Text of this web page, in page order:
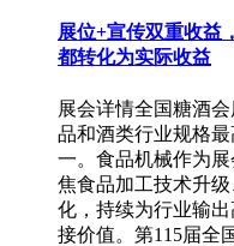
展位+宣传双重收益
都转化为实际收益
展会详情全国糖酒
品和酒类行业规格
一。食品机械作为
焦食品加工技术升
化，持续为行业输
接价值。第115届全